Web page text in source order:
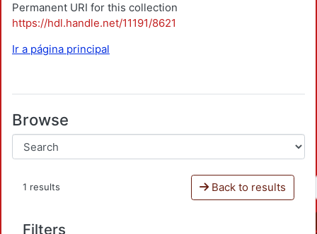
Permanent URI for this collection
https://hdl.handle.net/11191/8621
Ir a página principal
Browse
1 results Back to results
Filters